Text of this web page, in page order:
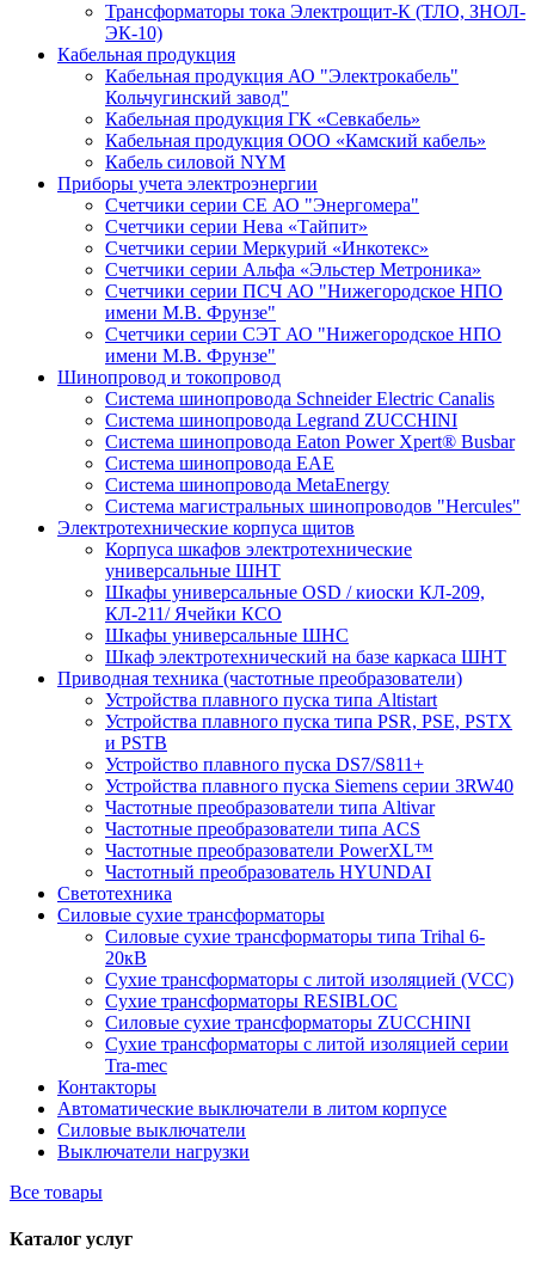
Трансформаторы тока Электрощит-К (ТЛО, ЗНОЛ-
ЭК-10)
Кабельная продукция
Кабельная продукция АО "Электрокабель"
Кольчугинский завод"
Кабельная продукция ГК «Севкабель»
Кабельная продукция ООО «Камский кабель»
Кабель силовой NYM
Приборы учета электроэнергии
Счетчики серии СЕ АО "Энергомера"
Счетчики серии Нева «Тайпит»
Счетчики серии Меркурий «Инкотекс»
Счетчики серии Альфа «Эльстер Метроника»
Счетчики серии ПСЧ АО "Нижегородское НПО
имени М.В. Фрунзе"
Счетчики серии СЭТ АО "Нижегородское НПО
имени М.В. Фрунзе"
Шинопровод и токопровод
Система шинопровода Schneider Electric Canalis
Система шинопровода Legrand ZUCCHINI
Система шинопровода Eaton Power Xpert® Busbar
Система шинопровода EAE
Система шинопровода MetaEnergy
Система магистральных шинопроводов "Hercules"
Электротехнические корпуса щитов
Корпуса шкафов электротехнические
универсальные ШНТ
Шкафы универсальные OSD / киоски КЛ-209,
КЛ-211/ Ячейки КСО
Шкафы универсальные ШНС
Шкаф электротехнический на базе каркаса ШНТ
Приводная техника (частотные преобразователи)
Устройства плавного пуска типа Altistart
Устройства плавного пуска типа PSR, PSE, PSTX
и PSTB
Устройство плавного пуска DS7/S811+
Устройства плавного пуска Siemens серии 3RW40
Частотные преобразователи типа Altivar
Частотные преобразователи типа ACS
Частотные преобразователи PowerXL™
Частотный преобразователь HYUNDAI
Светотехника
Силовые сухие трансформаторы
Силовые сухие трансформаторы типа Trihal 6-
20кВ
Сухие трансформаторы с литой изоляцией (VCC)
Сухие трансформаторы RESIBLOC
Силовые сухие трансформаторы ZUCCHINI
Сухие трансформаторы с литой изоляцией серии
Tra-mec
Контакторы
Автоматические выключатели в литом корпусе
Силовые выключатели
Выключатели нагрузки
Все товары
Каталог услуг